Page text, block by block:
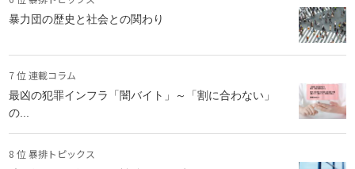
暴力団の歴史と社会との関わり
7 位 連載コラム
最凶の犯罪インフラ「闇バイト」～「割に合わない」
の...
8 位 暴排トピックス